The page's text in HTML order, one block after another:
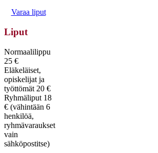
Varaa liput
Liput
Normaalilippu
25 €
Eläkeläiset,
opiskelijat ja
työttömät 20 €
Ryhmäliput 18
€ (vähintään 6
henkilöä,
ryhmävaraukset
vain
sähköpostitse)